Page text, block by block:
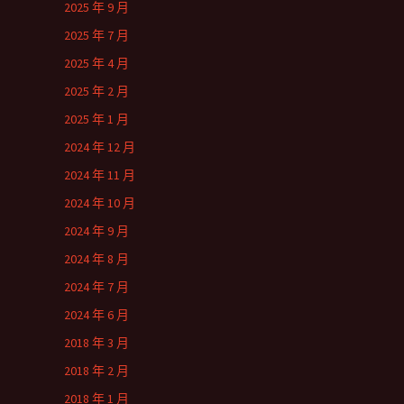
2025 年 9 月
2025 年 7 月
2025 年 4 月
2025 年 2 月
2025 年 1 月
2024 年 12 月
2024 年 11 月
2024 年 10 月
2024 年 9 月
2024 年 8 月
2024 年 7 月
2024 年 6 月
2018 年 3 月
2018 年 2 月
2018 年 1 月